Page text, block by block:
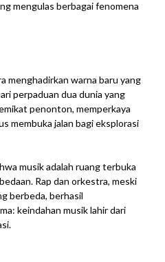
mengulas berbagai fenomena
menghadirkan warna baru yang
perpaduan dua dunia yang
penonton, memperkaya
membuka jalan bagi eksplorasi
musik adalah ruang terbuka
Rap dan orkestra, meski
berbeda, berhasil
keindahan musik lahir dari